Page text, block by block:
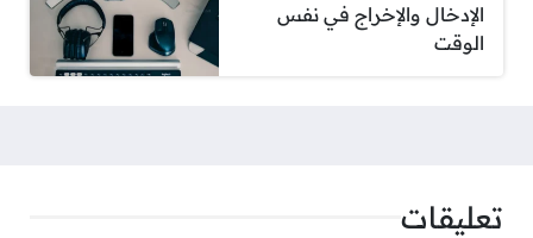
الإدخال والإخراج في نفس
الوقت
تعليقات